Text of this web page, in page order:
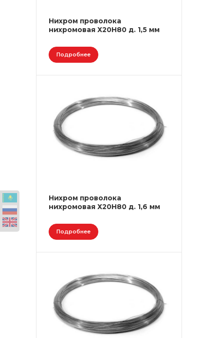
Нихром проволока
нихромовая Х20Н80 д. 1,5 мм
Подробнее
Нихром проволока
нихромовая Х20Н80 д. 1,6 мм
Подробнее